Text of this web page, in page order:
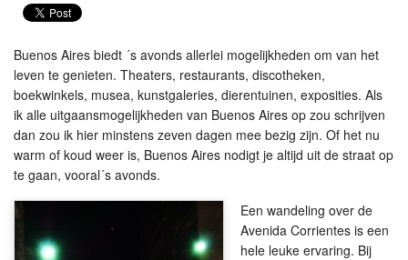
Buenos Aires biedt ´s avonds allerlei mogelijkheden om van het
leven te genieten. Theaters, restaurants, discotheken,
boekwinkels, musea, kunstgaleries, dierentuinen, exposities. Als
ik alle uitgaansmogelijkheden van Buenos Aires op zou schrijven
dan zou ik hier minstens zeven dagen mee bezig zijn. Of het nu
warm of koud weer is, Buenos Aires nodigt je altijd uit de straat op
te gaan, vooral´s avonds.
Een wandeling over de
Avenida Corrientes is een
hele leuke ervaring. Bij